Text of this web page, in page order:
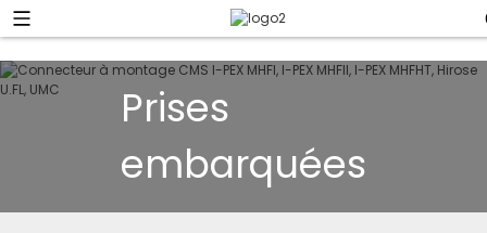
Prises
embarquées